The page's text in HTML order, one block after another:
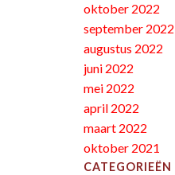
oktober 2022
september 2022
augustus 2022
juni 2022
mei 2022
april 2022
maart 2022
oktober 2021
CATEGORIEËN